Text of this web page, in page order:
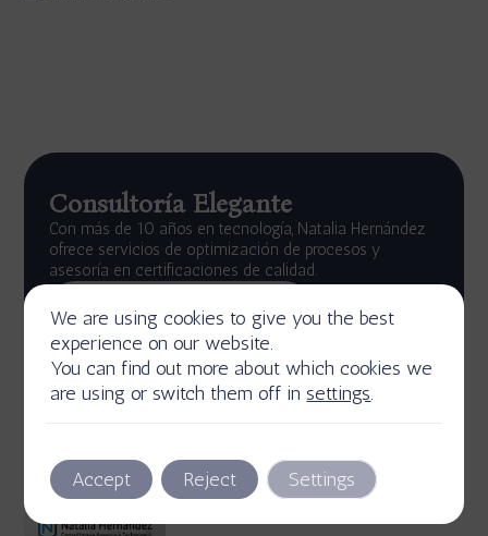
Consultoría Elegante
Con más de 10 años en tecnología, Natalia Hernández
ofrece servicios de optimización de procesos y
asesoría en certificaciones de calidad.
Descubre más
We are using cookies to give you the best
experience on our website.
You can find out more about which cookies we
are using or switch them off insettings.
Accept Reject Settings